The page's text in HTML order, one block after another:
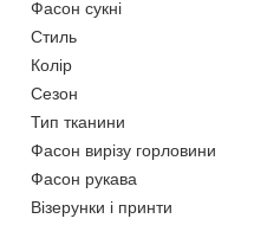
Фасон сукні
Стиль
Колір
Сезон
Тип тканини
Фасон вирізу горловини
Фасон рукава
Візерунки і принти